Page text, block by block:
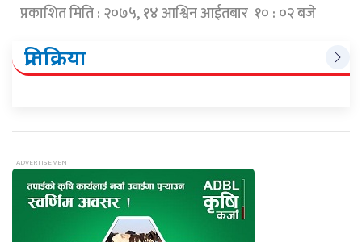
प्रकाशित मिति : २०७५, १४ आश्विन आईतबार १० : ०२ बजे
प्रतिक्रिया